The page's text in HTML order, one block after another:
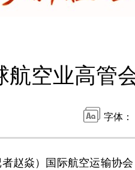
航空业高管
字体：
焱）国际航空运输协会